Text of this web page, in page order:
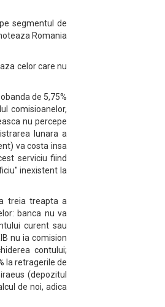
segmentul de
Romania
celor care nu
de 5,75%
comisioanelor,
nu percepe
lunara a
va costa insa
serviciu fiind
inexistent la
treia treapta a
banca nu va
curent sau
nu ia comision
contului;
la retragerile de
(depozitul
de noi, adica